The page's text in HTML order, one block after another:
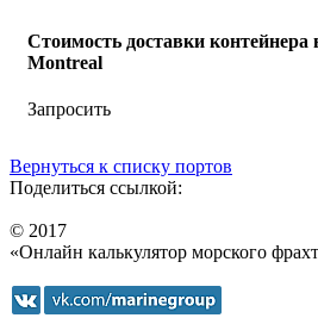
Стоимость доставки
Montreal
Запросить
Вернуться к списку портов
Поделиться ссылкой:
© 2017
«Онлайн калькулятор морского